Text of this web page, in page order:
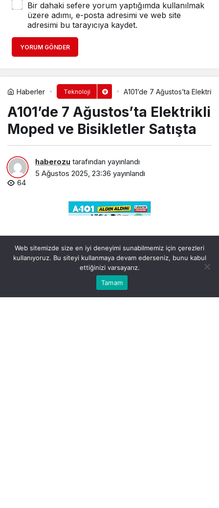
Bir dahaki sefere yorum yaptığımda kullanılmak
üzere adımı, e-posta adresimi ve web site
adresimi bu tarayıcıya kaydet.
YORUM GÖNDER
Haberler Teknoloji A101’de 7 Ağustos’ta
A101’de 7 Ağustos’ta Elektrikli
Moped ve Bisikletler Satışta
haberozu tarafından yayınlandı
5 Ağustos 2025, 23:36 yayınlandı
64
Bu web sitesinde en iyi deneyimi yaşamanızı sağlamak
Web sitemizde size en iyi deneyimi sunabilmemiz için çerezleri
kullanıyoruz. Bu siteyi kullanmaya devam ederseniz, bunu kabul
ettiğinizi varsayarız.
Tamam